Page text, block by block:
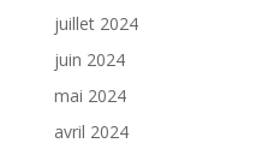
juillet 2024
juin 2024
mai 2024
avril 2024